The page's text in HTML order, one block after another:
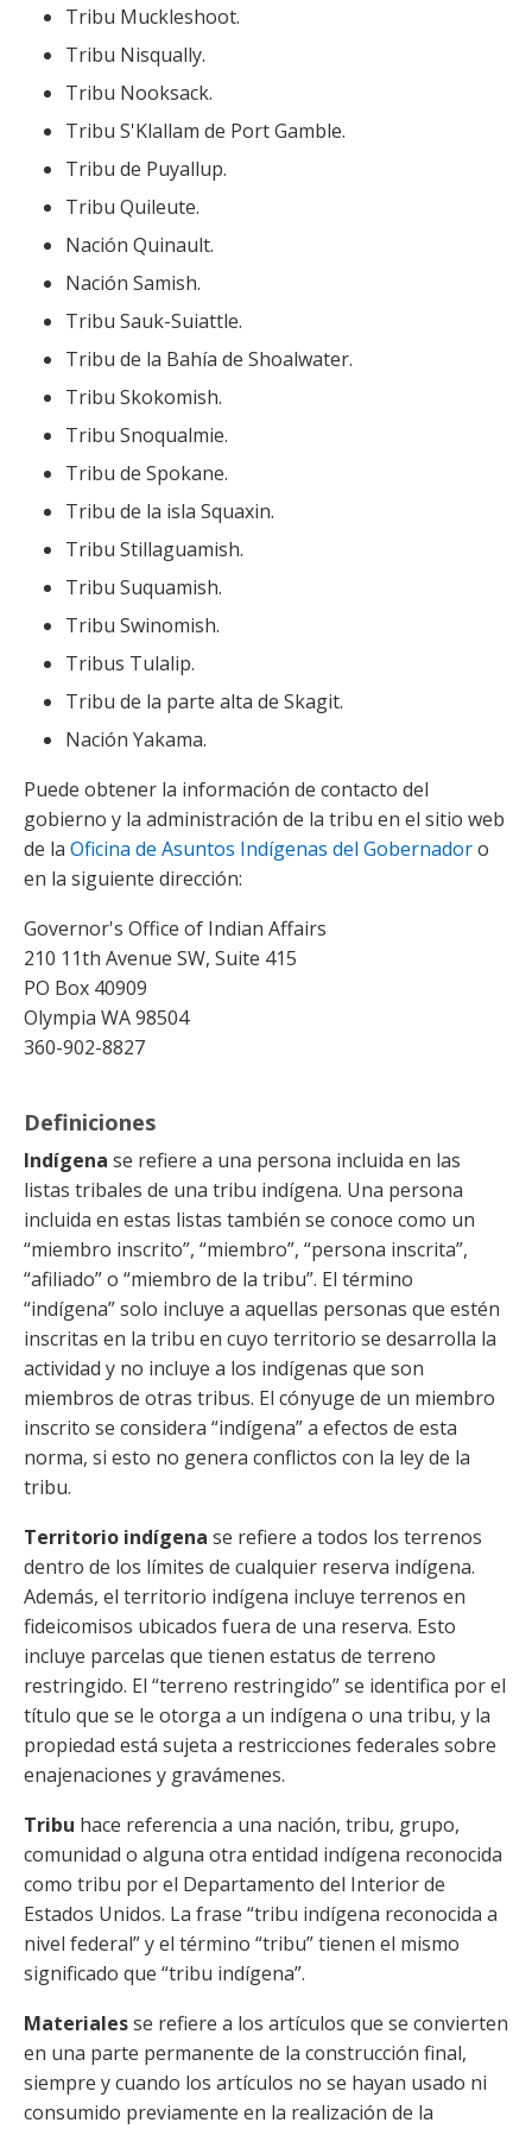
Tribu Muckleshoot.
Tribu Nisqually.
Tribu Nooksack.
Tribu S'Klallam de Port Gamble.
Tribu de Puyallup.
Tribu Quileute.
Nación Quinault.
Nación Samish.
Tribu Sauk-Suiattle.
Tribu de la Bahía de Shoalwater.
Tribu Skokomish.
Tribu Snoqualmie.
Tribu de Spokane.
Tribu de la isla Squaxin.
Tribu Stillaguamish.
Tribu Suquamish.
Tribu Swinomish.
Tribus Tulalip.
Tribu de la parte alta de Skagit.
Nación Yakama.
Puede obtener la información de contacto del
gobierno y la administración de la tribu en el sitio web
de la Oficina de Asuntos Indígenas del Gobernadoro
en la siguiente dirección:
Governor's Office of Indian Affairs
210 11th Avenue SW, Suite 415
PO Box 40909
Olympia WA 98504
360-902-8827
Definiciones
Indígena se refiere a una persona incluida en las
listas tribales de una tribu indígena. Una persona
incluida en estas listas también se conoce como un
“miembro inscrito”, “miembro”, “persona inscrita”,
“afiliado” o “miembro de la tribu”. El término
“indígena” solo incluye a aquellas personas que estén
inscritas en la tribu en cuyo territorio se desarrolla la
actividad y no incluye a los indígenas que son
miembros de otras tribus. El cónyuge de un miembro
inscrito se considera “indígena” a efectos de esta
norma, si esto no genera conflictos con la ley de la
tribu.
Territorio indígena se refiere a todos los terrenos
dentro de los límites de cualquier reserva indígena.
Además, el territorio indígena incluye terrenos en
fideicomisos ubicados fuera de una reserva. Esto
incluye parcelas que tienen estatus de terreno
restringido. El “terreno restringido” se identifica por el
título que se le otorga a un indígena o una tribu, y la
propiedad está sujeta a restricciones federales sobre
enajenaciones y gravámenes.
Tribu hace referencia a una nación, tribu, grupo,
comunidad o alguna otra entidad indígena reconocida
como tribu por el Departamento del Interior de
Estados Unidos. La frase “tribu indígena reconocida a
nivel federal” y el término “tribu” tienen el mismo
significado que “tribu indígena”.
Materialesse refiere a los artículos que se convierten
en una parte permanente de la construcción final,
siempre y cuando los artículos no se hayan usado ni
consumido previamente en la realización de la